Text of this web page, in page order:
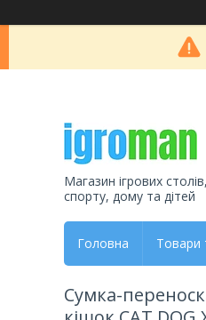
Магазин ігрових
спорту, дому та дітей
Головна Товари
Сумка-